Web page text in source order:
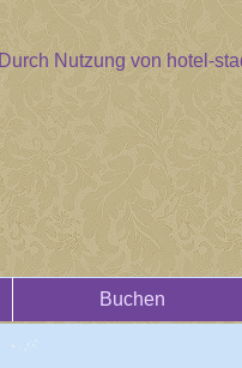
Nutzung von hotel-
Buchen